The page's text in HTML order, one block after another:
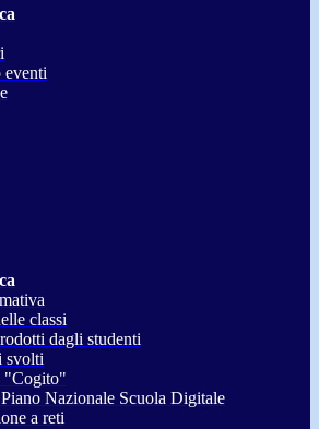
eventi
classi
dagli studenti
svolti
"Cogito"
Nazionale Scuola Digitale
a reti